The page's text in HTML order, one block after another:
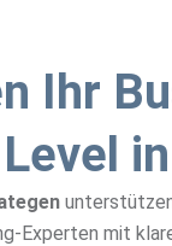
Ihr
Experten mit